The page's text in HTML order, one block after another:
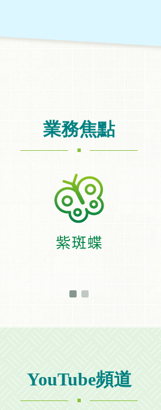
業務焦點
.
YouTube頻道
.